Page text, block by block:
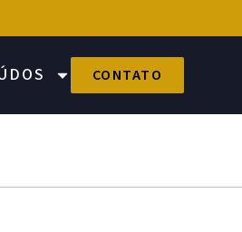
CONTATO